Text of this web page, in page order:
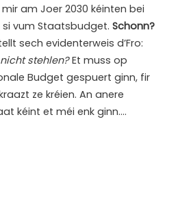
am Joer 2030 kéinten bei
vum Staatsbudget. Schonn?
sech evidenterweis d’Fro:
stehlen?Et muss op
Budget gespuert ginn, fir
ze kréien. An anere
kéint et méi enk ginn….